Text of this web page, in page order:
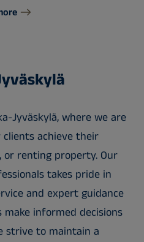
Jyväskylä, where we are
achieve their
or renting property. Our
takes pride in
and expert guidance
informed decisions
strive to maintain a